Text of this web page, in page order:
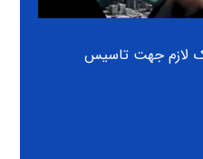
لازم جهت تاسیس